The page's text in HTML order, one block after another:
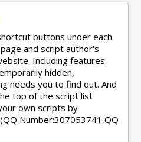
buttons under each
and script author's
Including features
hidden,
needs you to find out. And
top of the script list
own scripts by
Number:307053741,QQ